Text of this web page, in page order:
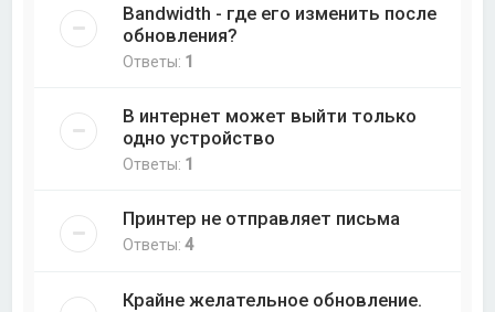
Bandwidth - где его изменить после
обновления?
Ответы: 1
В интернет может выйти только
одно устройство
Ответы: 1
Принтер не отправляет письма
Ответы:4
Крайне желательное обновление.